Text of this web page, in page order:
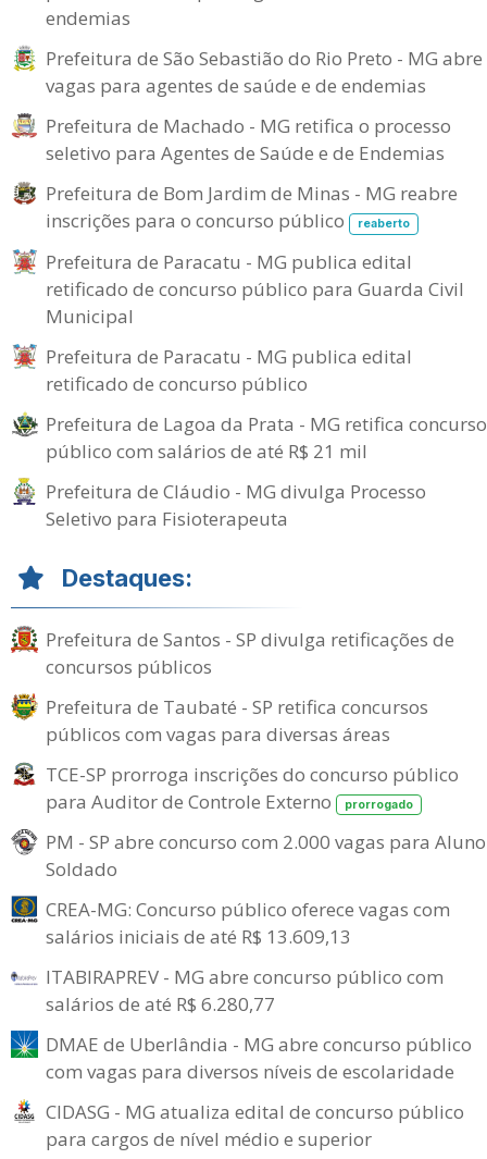
endemias
Prefeitura de São Sebastião do Rio Preto - MG abre
vagas para agentes de saúde e de endemias
Prefeitura de Machado - MG retifica o processo
seletivo para Agentes de Saúde e de Endemias
Prefeitura de Bom Jardim de Minas - MG reabre
inscrições para o concurso público
reaberto
Prefeitura de Paracatu - MG publica edital
retificado de concurso público para Guarda Civil
Municipal
Prefeitura de Paracatu - MG publica edital
retificado de concurso público
Prefeitura de Lagoa da Prata - MG retifica concurso
público com salários de até R$ 21 mil
Prefeitura de Cláudio - MG divulga Processo
Seletivo para Fisioterapeuta
Destaques:
Prefeitura de Santos - SP divulga retificações de
concursos públicos
Prefeitura de Taubaté - SP retifica concursos
públicos com vagas para diversas áreas
TCE-SP prorroga inscrições do concurso público
para Auditor de Controle Externo
prorrogado
PM - SP abre concurso com 2.000 vagas para
Soldado
CREA-MG: Concurso público oferece vagas com
salários iniciais de até R$ 13.609,13
ITABIRAPREV - MG abre concurso público com
salários de até R$ 6.280,77
DMAE de Uberlândia - MG abre concurso público
com vagas para diversos níveis de escolaridade
CIDASG - MG atualiza edital de concurso público
para cargos de nível médio e superior